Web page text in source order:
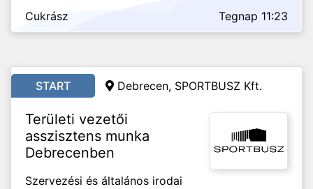
Cukrász Tegnap 11:23
START Debrecen, SPORTBUSZ Kft.
Területi vezetői
asszisztens munka
Debrecenben
Szervezési és általános irodai